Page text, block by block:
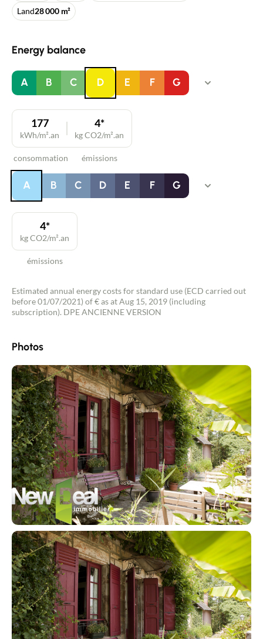
Land28 000 m²
Energy balance
A B C D E F G
consommation
177
kWh/m².an
émissions
4*
kg CO2/m².an
A B C D E F G
émissions
4*
kg CO2/m².an
Estimated annual energy costs for standard use (ECD carried out
before 01/07/2021) of € as at Aug 15, 2019 (including
subscription). DPE ANCIENNE VERSION
Photos